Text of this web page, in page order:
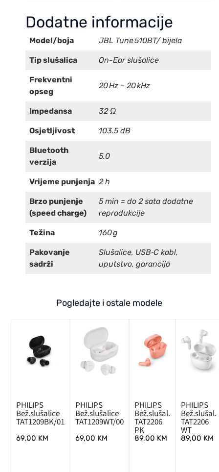
Dodatne informacije
Model/boja JBL Tune 510BT/ bijela
Tip slušalica On-Ear slušalice
Frekventni
opseg
20 Hz – 20 kHz
Impedansa 32 Ω
Osjetljivost 103.5 dB
Bluetooth
verzija
5.0
Vrijeme punjenja 2 h
Brzo punjenje
(speed charge)
5 min = do 2 sata dodatne
reprodukcije
Težina 160 g
Pakovanje
sadrži
Slušalice, USB‑C kabl,
uputstvo, garancija
Pogledajte i ostale modele
PHILIPS
Bež.slušalice
TAT1209BK/01
69,00 KM
PHILIPS
Bež.slušalice
TAT1209WT/00
69,00 KM
PHILIPS
Bež.slušal.
TAT2206
PK
89,00 KM
PHILIPS
Bež.slušal.
TAT2206
WT
89,00 KM